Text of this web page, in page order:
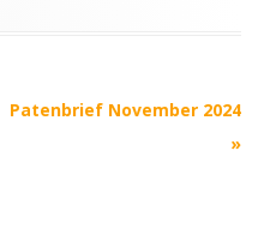
Patenbrief November 2024
»